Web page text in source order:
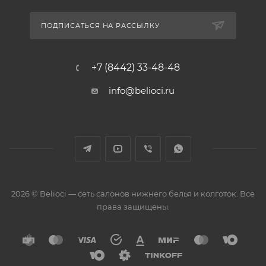
ПОДПИСАТЬСЯ НА РАССЫЛКУ
+7 (8442) 33-48-48
info@belioci.ru
2026 © Belioci — сеть салонов нижнего белья и колготок. Все
права защищены.